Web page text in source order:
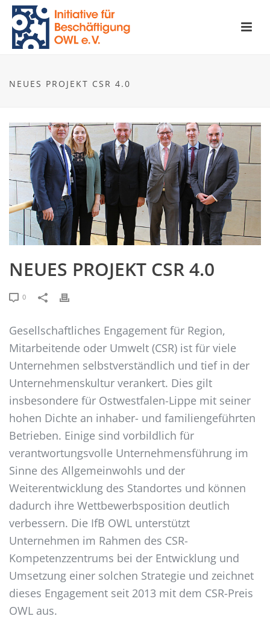
NEUES PROJEKT CSR 4.0
NEUES PROJEKT CSR 4.0
0
Gesellschaftliches Engagement für Region,
Mitarbeitende oder Umwelt (CSR) ist für viele
Unternehmen selbstverständlich und tief in der
Unternehmenskultur verankert. Dies gilt
insbesondere für Ostwestfalen-Lippe mit seiner
hohen Dichte an inhaber- und familiengeführten
Betrieben. Einige sind vorbildlich für
verantwortungsvolle Unternehmensführung im
Sinne des Allgemeinwohls und der
Weiterentwicklung des Standortes und können
dadurch ihre Wettbewerbsposition deutlich
verbessern. Die IfB OWL unterstützt
Unternehmen im Rahmen des CSR-
Kompetenzzentrums bei der Entwicklung und
Umsetzung einer solchen Strategie und zeichnet
dieses Engagement seit 2013 mit dem CSR-Preis
OWL aus.